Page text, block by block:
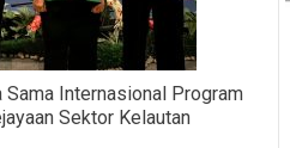
Sama Internasional Program
Sektor Kelautan